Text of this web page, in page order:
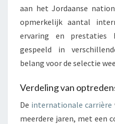
aan het Jordaanse
opmerkelijk aantal
ervaring en prestaties
gespeeld in
belang voor de selectie
Verdeling van
De internationale carrière
meerdere jaren, met een